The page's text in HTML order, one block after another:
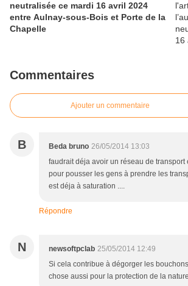
neutralisée ce mardi 16 avril 2024
entre Aulnay-sous-Bois et Porte de la
Chapelle
Commentaires
Ajouter un commentaire
B Beda bruno 26/05/2014 13:03
faudrait déja avoir un réseau de transport
pour pousser les gens à prendre les
est déja à saturation ....
Répondre
N newsoftpclab 25/05/2014 12:49
Si cela contribue à dégorger les
chose aussi pour la protection de la